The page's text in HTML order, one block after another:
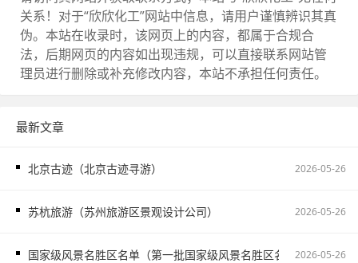
关系！对于“欣欣化工”网站中信息，请用户谨慎辨识其真
伪。本站在收录时，该网页上的内容，都属于合规合
法，后期网页的内容如出现违规，可以直接联系网站管
理员进行删除或补充修改内容，本站不承担任何责任。
最新文章
北京古迹（北京古迹寻游） 2026-05-26
苏杭旅游（苏州旅游区景观设计公司） 2026-05-26
国家级风景名胜区名单（第一批国家级风景名胜区名单）2026-05-26